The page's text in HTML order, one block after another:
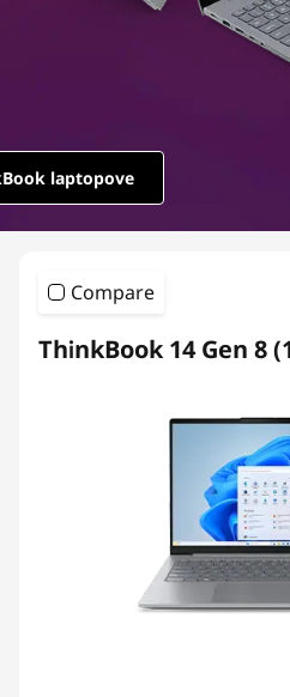
e
s
laptopove
Compare
ThinkBook 14 Gen 8